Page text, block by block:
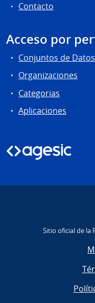
Contacto
Acceso por
Conjuntos de Datos
Organizaciones
Categorias
Aplicaciones
Sitio oficial de la